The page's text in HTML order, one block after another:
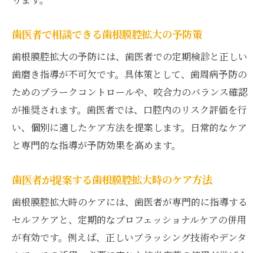
歯医者で相談できる歯根膜腔拡大の予防策
歯根膜腔拡大の予防には、歯医者での定期検診と正しい
歯磨き指導が不可欠です。具体策として、歯周病予防の
ためのプラークコントロールや、咬合力のバランス確認
が推奨されます。歯医者では、口腔内のリスク評価を行
い、個別に適したケア方法を提案します。日常的なケア
と専門的な指導が予防効果を高めます。
歯医者が提案する歯根膜腔拡大時のケア方法
歯根膜腔拡大時のケアには、歯医者が専門的に指導する
セルフケアと、定期的なプロフェッショナルケアの併用
が有効です。例えば、正しいブラッシング技術やデンタ